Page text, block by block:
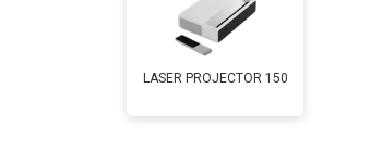
LASER PROJECTOR 150